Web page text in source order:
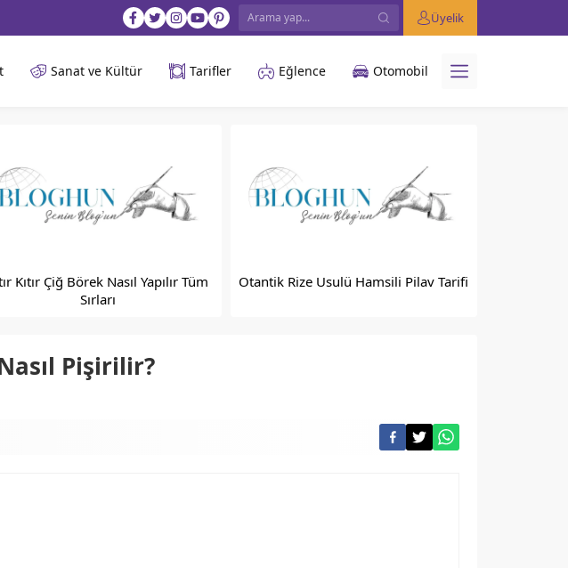
Üyelik
Sanat ve Kültür Tarifler Eğlence Otomobil
Kıtır Çiğ Börek Nasıl Yapılır Tüm
Sırları
Otantik Rize Usulü Hamsili Pilav Tarifi
Pişirilir?